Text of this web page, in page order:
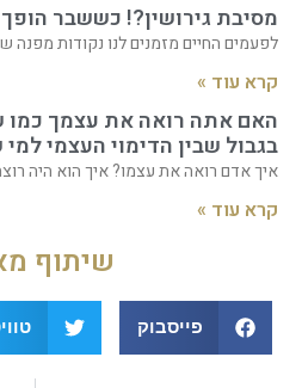
מסיבת גירושין?! כששבר
לפעמים החיים מזמנים לנו נקודות מפנה
קרא עוד »
האם אתה רואה את עצמך
בגבול שבין הדימוי העצמי
איך אדם רואה את עצמו? איך הוא היה
קרא עוד »
שיתוף
פייסבוק